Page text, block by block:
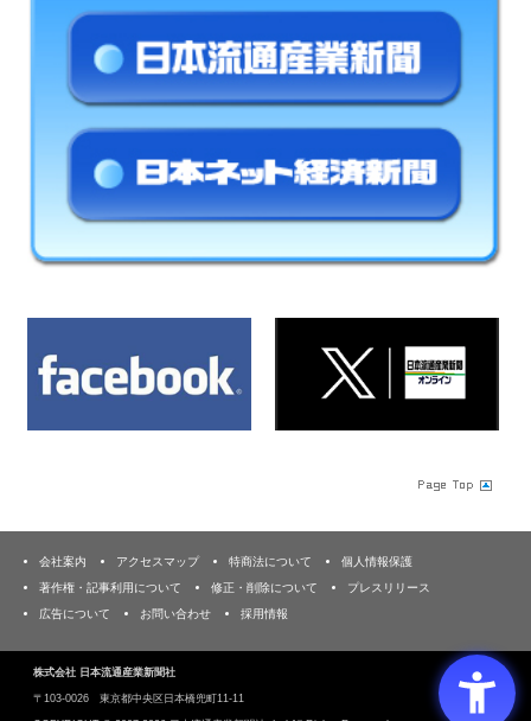
会社案内 アクセスマップ 特商法について
個人情報保護
著作権・記事利用について
修正・削除について
プレスリリース
広告について
お問い合わせ 採用情報
株式会社 日本流通産業新聞社
〒103‐0026 東京都中央区日本橋兜町11-11